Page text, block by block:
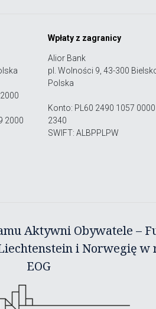
2000
Wpłaty z zagranicy
Alior Bank
pl. Wolności 9, 43-300
Polska
Konto: PL60 2490 1057
2340
SWIFT: ALBPPLPW
Aktywni Obywatele –
i Norwegię w
EOG